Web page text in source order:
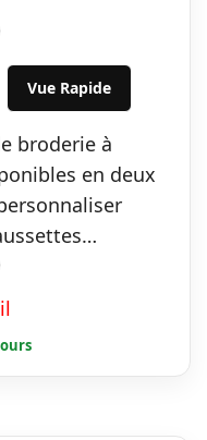
Vue Rapide
broderie à
en deux